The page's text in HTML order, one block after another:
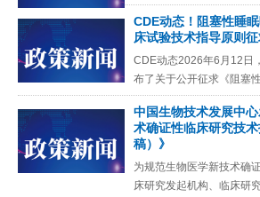
办公厅关于推动药品集中
开展的意见》（国办发〔
CDE动态！阻塞性睡
床试验技术指导原则
CDE动态2026年6月12日
布了关于公开征求《阻塞
床试验技术指导原则（征
现全文转载如下。
中国生物技术发展中
术确证性临床研究技
稿）》
为规范生物医学新技术确
床研究发起机构、临床研